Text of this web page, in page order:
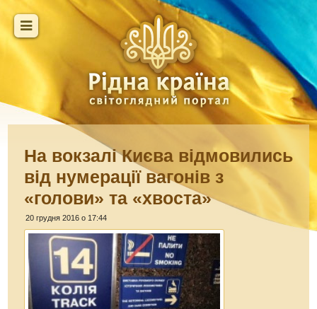
На вокзалі Києва відмовились
від нумерації вагонів з
«голови» та «хвоста»
20 грудня 2016 о 17:44